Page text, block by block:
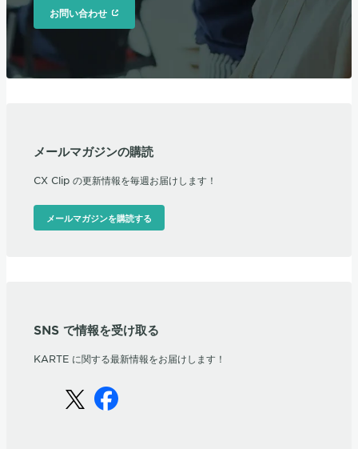
お問い合わせ
メールマガジンの購読
CX Clip の更新情報を毎週お届けします！
メールマガジンを購読する
SNS で情報を受け取る
KARTE に関する最新情報をお届けします！